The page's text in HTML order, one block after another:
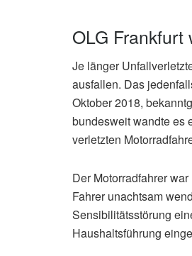
OLG
Je länger
ausfallen. Das
Oktober 2018,
bundesweit wandte es
verletzten
Der Motorradfahrer
Fahrer unachtsam
Sensibilitätsstörung
Haushaltsführung